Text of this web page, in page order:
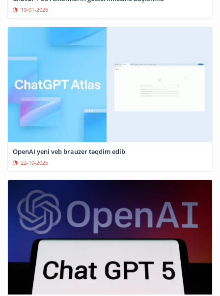
19-01-2026
OpenAI yeni veb brauzer təqdim edib
22-10-2025